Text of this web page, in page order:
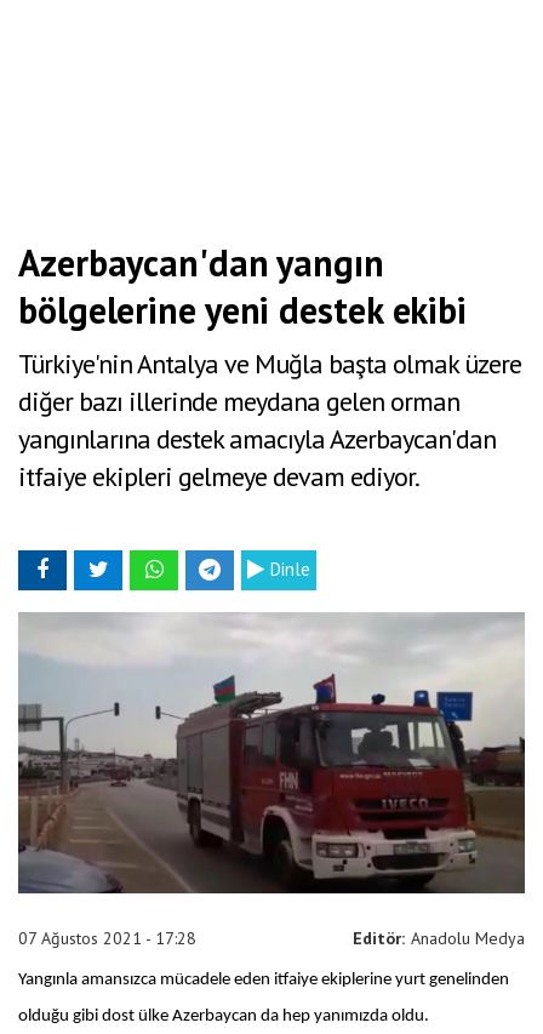
Azerbaycan'dan yangın
bölgelerine yeni destek ekibi
Türkiye'nin Antalya ve Muğla başta olmak üzere
diğer bazı illerinde meydana gelen orman
yangınlarına destek amacıyla Azerbaycan'dan
itfaiye ekipleri gelmeye devam ediyor.
Dinle
Editör: Anadolu Medya
07 Ağustos 2021 - 17:28
Yangınla amansızca mücadele eden itfaiye ekiplerine yurt genelinden
olduğu gibi dost ülke Azerbaycan da hep yanımızda oldu.